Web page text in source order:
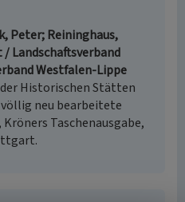
Peter; Reininghaus,
Landschaftsverband
Westfalen-Lippe
Historischen Stätten
neu bearbeitete
Taschenausgabe,